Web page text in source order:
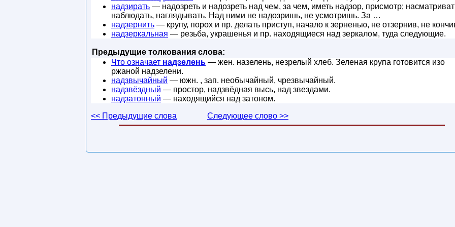
надзирать — надозреть и надозреть над чем, за чем, иметь надзор, присмотр;
наблюдать, наглядывать. Над ними не надозришь, не усмотришь. За …
надзернить — крупу, порох и пр. делать приступ, начало к зерненью, не отзернив, не
надзеркальная — резьба, украшенья и пр. находящиеся над зеркалом, туда следующие.
Предыдущие толкования слова:
Что означает надзелень — жен. назелень, незрелый хлеб. Зеленая крупа готовится изо
ржаной надзелени.
надзвычайный — южн. , зап. необычайный, чрезвычайный.
надзвёздный — простор, надзвёдная высь, над звездами.
надзатонный — находящийся над затоном.
<< Предыдущие слова
Следующее слово >>